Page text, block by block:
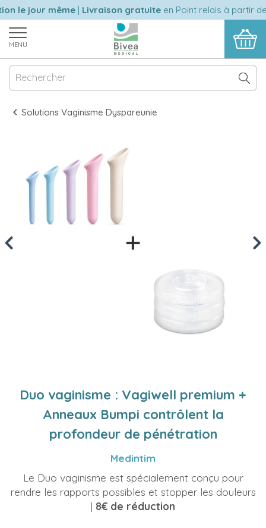
le jour même|Livraison gratuiteen Point relais à partir de
MENU
Solutions Vaginisme Dyspareunie
Previous
Duo vaginisme : Vagiwell premium +
Anneaux Bumpi contrôlent la
profondeur de pénétration
Medintim
Le Duo vaginisme est spécialement conçu pour
rendre les rapports possibles et stopper les douleurs
| 8€ de réduction